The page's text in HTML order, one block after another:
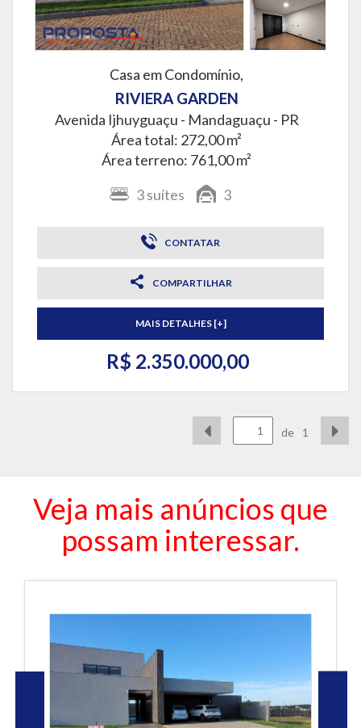
Casa em Condomínio,
RIVIERA GARDEN
Avenida Ijhuyguaçu - Mandaguaçu - PR
Área total: 272,00 m²
Área terreno: 761,00 m²
3suítes 3
CONTATAR
COMPARTILHAR
MAIS DETALHES [+]
R$ 2.350.000,00
de 1
Veja mais anúncios que
possam interessar.